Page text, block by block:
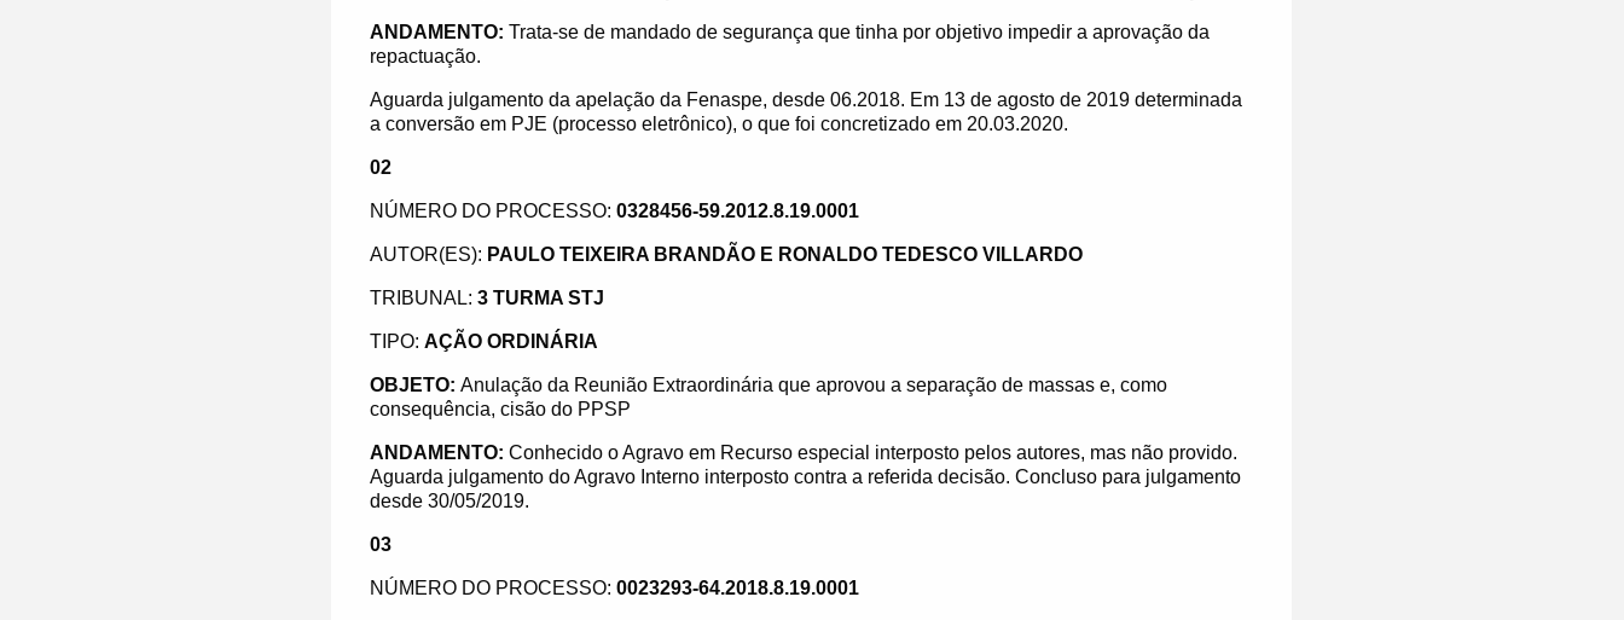
ANDAMENTO: Trata-se de mandado de segurança que tinha por objetivo impedir a aprovação da
repactuação.
Aguarda julgamento da apelação da Fenaspe, desde 06.2018. Em 13 de agosto de 2019 determinada
a conversão em PJE (processo eletrônico), o que foi concretizado em 20.03.2020.
02
NÚMERO DO PROCESSO: 0328456-59.2012.8.19.0001
AUTOR(ES): PAULO TEIXEIRA BRANDÃO E RONALDO TEDESCO VILLARDO
TRIBUNAL: 3 TURMA STJ
TIPO: AÇÃO ORDINÁRIA
OBJETO: Anulação da Reunião Extraordinária que aprovou a separação de massas e, como
consequência, cisão do PPSP
ANDAMENTO: Conhecido o Agravo em Recurso especial interposto pelos autores, mas não provido.
Aguarda julgamento do Agravo Interno interposto contra a referida decisão. Concluso para julgamento
desde 30/05/2019.
03
NÚMERO DO PROCESSO: 0023293-64.2018.8.19.0001